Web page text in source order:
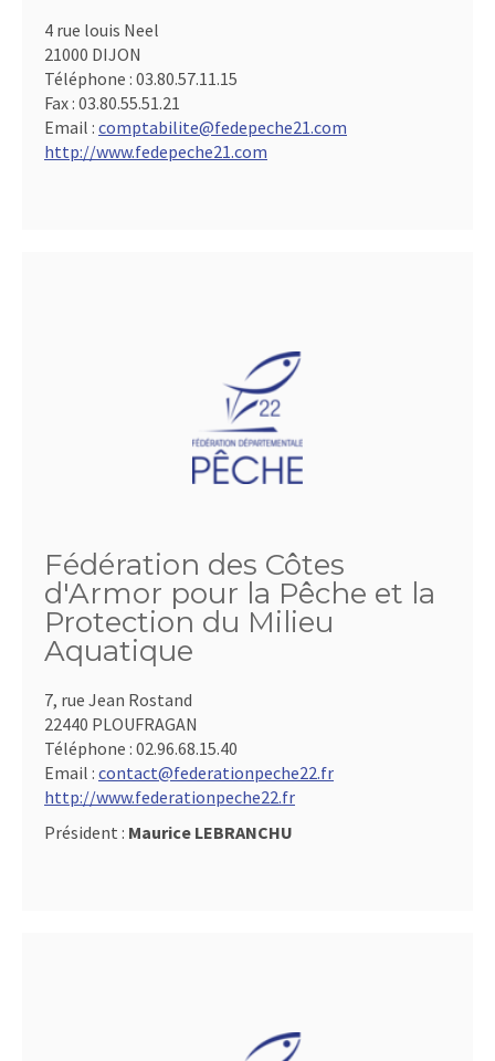
4 rue louis Neel
21000 DIJON
Téléphone : 03.80.57.11.15
Fax : 03.80.55.51.21
Email : comptabilite@fedepeche21.com
http://www.fedepeche21.com
Fédération des Côtes
d'Armor pour la Pêche et la
Protection du Milieu
Aquatique
7, rue Jean Rostand
22440 PLOUFRAGAN
Téléphone : 02.96.68.15.40
Email : contact@federationpeche22.fr
http://www.federationpeche22.fr
Président : Maurice LEBRANCHU